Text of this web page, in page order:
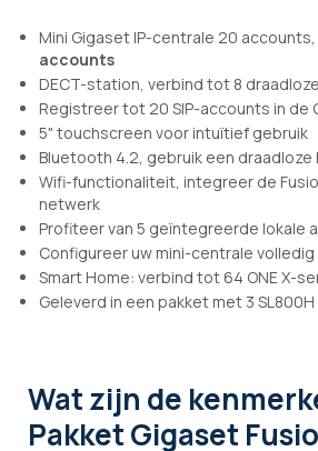
Mini Gigaset IP-centrale 20 accounts,
accounts
DECT-station, verbind tot 8
Registreer tot 20 SIP-accounts in de
5" touchscreen voor intuïtief gebruik
Bluetooth 4.2, gebruik een
Wifi-functionaliteit, integreer de
netwerk
Profiteer van 5 geïntegreerde lokale
Configureer uw mini-centrale
Smart Home: verbind tot 64 ONE X-
Geleverd in een pakket met 3
Wat zijn de
Pakket Gigaset